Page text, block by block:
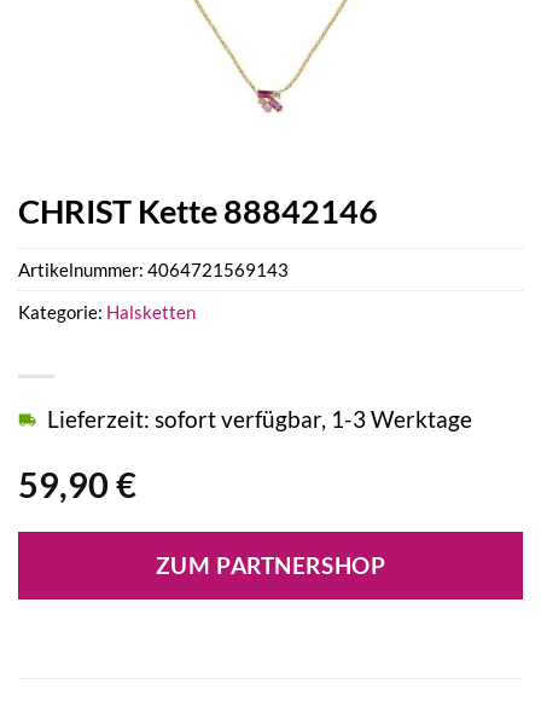
CHRIST Kette 88842146
59,90 €
Lieferzeit: sofort verfügbar, 1-3 Werktage
ZUM PARTNERSHOP
Artikelnummer: 4064721569143
Kategorie: Halsketten